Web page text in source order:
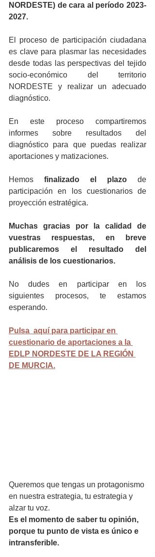
NORDESTE) de cara al período 2023-
2027.
El proceso de participación ciudadana
es clave para plasmar las necesidades
desde todas las perspectivas del tejido
socio-económico del territorio
NORDESTE y realizar un adecuado
diagnóstico.
En este proceso compartiremos
informes sobre resultados del
diagnóstico para que puedas realizar
aportaciones y matizaciones.
Hemos finalizado el plazo de
participación en los cuestionarios de
proyección estratégica.
Muchas gracias por la calidad de
vuestras respuestas, en breve
publicaremos el resultado del
análisis de los cuestionarios.
No dudes en participar en los
siguientes procesos, te estamos
esperando.
Pulsa  aquí para participar en
cuestionario de aportaciones a la
EDLP NORDESTE DE LA REGIÓN
DE MURCIA.
Queremos que tengas un protagonismo
en nuestra estrategia, tu estrategia y
alzar tu voz.
Es el momento de saber tu opinión,
porque tu punto de vista es único e
intransferible.